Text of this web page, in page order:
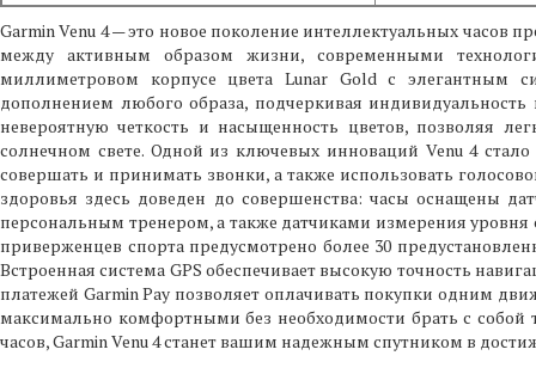
Garmin Venu 4 — это новое поколение интеллектуальных часов
между активным образом жизни, современными
миллиметровом корпусе цвета Lunar Gold с элегантным
дополнением любого образа, подчеркивая
невероятную четкость и насыщенность цветов, позволяя
солнечном свете. Одной из ключевых инноваций Venu 4
совершать и принимать звонки, а также использовать
здоровья здесь доведен до совершенства: часы оснащены
персональным тренером, а также датчиками измерения
приверженцев спорта предусмотрено более 30
Встроенная система GPS обеспечивает высокую точность
платежей Garmin Pay позволяет оплачивать покупки одним
максимально комфортными без необходимости брать с
часов, Garmin Venu 4 станет вашим надежным спутником в